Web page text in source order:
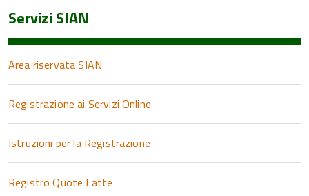
Servizi SIAN
Area riservata SIAN
Registrazione ai Servizi Online
Istruzioni per la Registrazione
Registro Quote Latte